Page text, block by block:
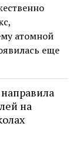
атомной
еще
на